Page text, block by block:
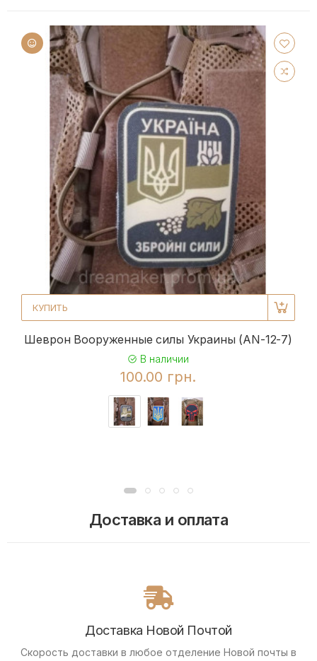
КУПИТЬ
Шеврон Вооруженные силы Украины (AN-12-7)
В наличии
100.00 грн.
Доставка и оплата
Доставка Новой Почтой
Скорость доставки в любое отделение Новой почты в